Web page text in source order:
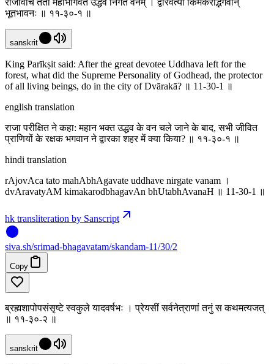
राजोवाच ततो महाभागवते उद्धवे निर्गते वनम् । द्वारवत्यां किमकरोद्भगवान्
भूतभावनः ॥ ११-३०-१ ॥
sanskrit
King Parīkṣit said: After the great devotee Uddhava left for the
forest, what did the Supreme Personality of Godhead, the protector
of all living beings, do in the city of Dvārakā? ॥ 11-30-1 ॥
english translation
राजा परीक्षित ने कहा: महान भक्त उद्धव के वन चले जाने के बाद, सभी जीवित
प्राणियों के रक्षक भगवान ने द्वारका शहर में क्या किया? ॥ ११-३०-१ ॥
hindi translation
rAjovAca tato mahAbhAgavate uddhave nirgate vanam ।
dvAravatyAM kimakarodbhagavAn bhUtabhAvanaH ॥ 11-30-1 ॥
hk transliteration by Sanscript
siva.sh/srimad-bhagavatam/skandam-11/30/2
Copy
ब्रह्मशापोपसंसृष्टे स्वकुले यादवर्षभः । प्रेयसीं सर्वनेत्राणां तनुं स कथमत्यजत्
॥ ११-३०-२ ॥
sanskrit